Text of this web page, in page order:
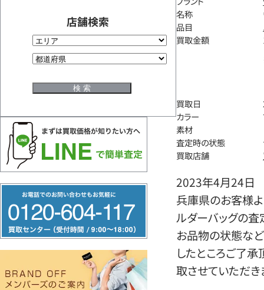
店舗検索
リ
ー
ヤ
名称
品目
買取金額
買取日
カラー
素材
査定時の状態
買取店舗
2023年4月24日
兵庫県のお客様よ
ルダーバッグの査
お品物の状態など
したところご了
取させていただき